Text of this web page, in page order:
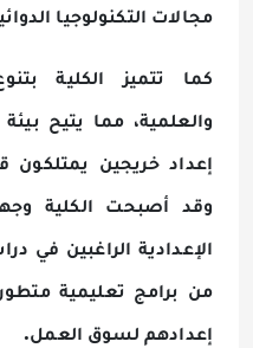
مجالات التكنولوجيا
كما تتميز الكلية
والعلمية، مما يتيح
إعداد خريجين يمتلكون
وقد أصبحت الكلية
الإعدادية الراغبين في
من برامج تعليمية
إعدادهم لسوق العمل.